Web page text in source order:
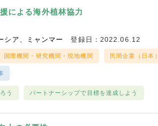
による海外植林協力
シア ミャンマー 登録日：2022.06.12
国際機関・研究機関・現地機関 民間企業（日本）
う パートナーシップで目標を達成しよう